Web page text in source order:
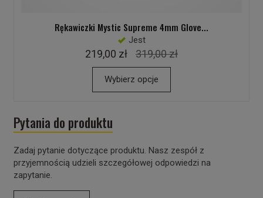
Rękawiczki Mystic Supreme 4mm Glove...
Jest
219,00 zł 319,00 zł
Wybierz opcje
Pytania do produktu
Zadaj pytanie dotyczące produktu. Nasz zespół z
przyjemnością udzieli szczegółowej odpowiedzi na
zapytanie.